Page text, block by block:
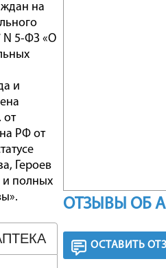
на
N 5-ФЗ «О
и
от
РФ от
Героев
и полных
ОТЗЫВЫ ОБ
ОСТАВИТЬ